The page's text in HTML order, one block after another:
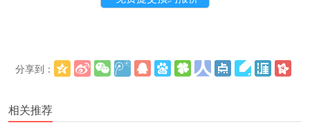
分享到：
相关推荐